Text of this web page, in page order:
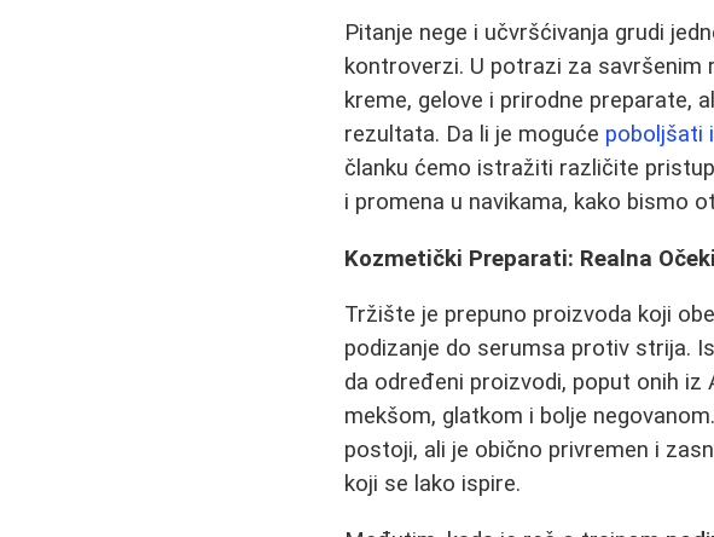
Pitanje nege i učvršćivanja grudi
kontroverzi. U potrazi za savršenim
kreme, gelove i prirodne preparate,
rezultata. Da li je moguće poboljšati
članku ćemo istražiti različite
i promena u navikama, kako bismo
Kozmetički Preparati: Realna
Tržište je prepuno proizvoda koji
podizanje do serumsa protiv strija.
da određeni proizvodi, poput onih iz
mekšom, glatkom i bolje negovanom.
postoji, ali je obično privremen i
koji se lako ispire.